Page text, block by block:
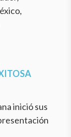
inició sus